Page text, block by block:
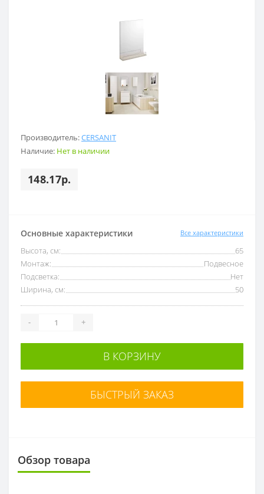
Производитель:CERSANIT
Наличие: Нет в наличии
148.17р.
Основные характеристики Все характеристики
Высота, см:
65
Монтаж:
Подвесное
Подсветка:
Нет
Ширина, см:
50
- +
В КОРЗИНУ
БЫСТРЫЙ ЗАКАЗ
Обзор товара